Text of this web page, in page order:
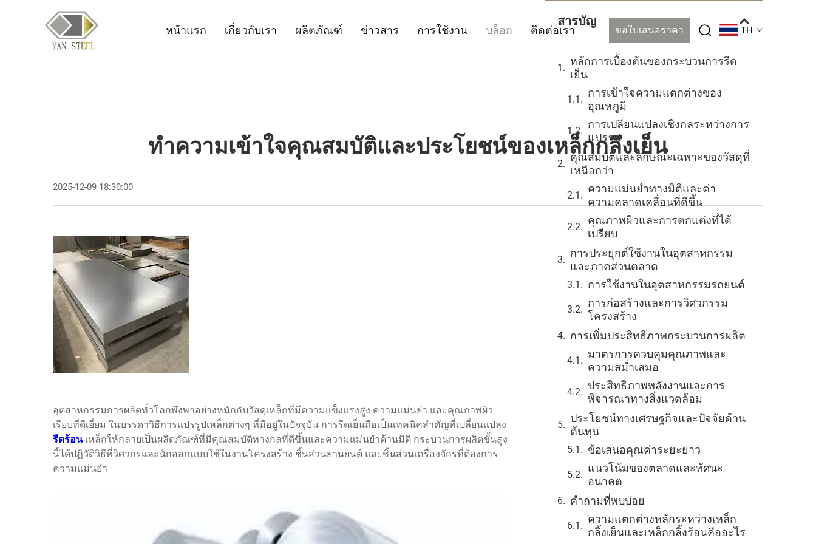
หน้าแรก เกี่ยวกับเรา ผลิตภัณฑ์ ข่าวสาร การใช้งาน บล็อก ติดต่อเรา ขอใบเสนอราคา TH
ทำความเข้าใจคุณสมบัติและประโยชน์ของเหล็กกลึงเย็น
2025-12-09 18:30:00
อุตสาหกรรมการผลิตทั่วโลกพึ่งพาอย่างหนักกับวัสดุเหล็กที่มีความแข็งแรงสูง ความแม่นยำ และคุณภาพผิว
เรียบที่ดีเยี่ยม ในบรรดาวิธีการแปรรูปเหล็กต่างๆ ที่มีอยู่ในปัจจุบัน การรีดเย็นถือเป็นเทคนิคสำคัญที่เปลี่ยนแปลง
รีดร้อน เหล็กให้กลายเป็นผลิตภัณฑ์ที่มีคุณสมบัติทางกลที่ดีขึ้นและความแม่นยำด้านมิติ กระบวนการผลิตขั้นสูง
นี้ได้ปฏิวัติวิธีที่วิศวกรและนักออกแบบใช้ในงานโครงสร้าง ชิ้นส่วนยานยนต์ และชิ้นส่วนเครื่องจักรที่ต้องการ
ความแม่นยำ
สารบัญ
หลักการเบื้องต้นของกระบวนการรีด
เย็น
การเข้าใจความแตกต่างของ
อุณหภูมิ
การเปลี่ยนแปลงเชิงกลระหว่างการ
แปรรูป
คุณสมบัติและลักษณะเฉพาะของวัสดุที่
เหนือกว่า
ความแม่นยำทางมิติและค่า
ความคลาดเคลื่อนที่ดีขึ้น
คุณภาพผิวและการตกแต่งที่ได้
เปรียบ
การประยุกต์ใช้งานในอุตสาหกรรม
และภาคส่วนตลาด
การใช้งานในอุตสาหกรรมรถยนต์
การก่อสร้างและการวิศวกรรม
โครงสร้าง
การเพิ่มประสิทธิภาพกระบวนการผลิต
มาตรการควบคุมคุณภาพและ
ความสม่ำเสมอ
ประสิทธิภาพพลังงานและการ
พิจารณาทางสิ่งแวดล้อม
ประโยชน์ทางเศรษฐกิจและปัจจัยด้าน
ต้นทุน
ข้อเสนอคุณค่าระยะยาว
แนวโน้มของตลาดและทัศนะ
อนาคต
คำถามที่พบบ่อย
ความแตกต่างหลักระหว่างเหล็ก
กลิ้งเย็นและเหล็กกลิ้งร้อนคืออะไร